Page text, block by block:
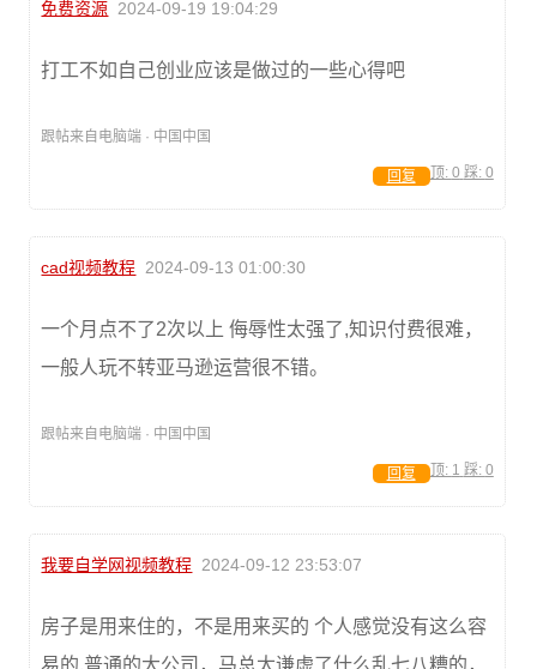
免费资源 2024-09-19 19:04:29
打工不如自己创业应该是做过的一些心得吧
跟帖来自电脑端 · 中国中国
顶: 0 踩: 0
回复
cad视频教程 2024-09-13 01:00:30
一个月点不了2次以上 侮辱性太强了,知识付费很难，
一般人玩不转亚马逊运营很不错。
跟帖来自电脑端 · 中国中国
顶: 1 踩: 0
回复
我要自学网视频教程 2024-09-12 23:53:07
房子是用来住的，不是用来买的 个人感觉没有这么容